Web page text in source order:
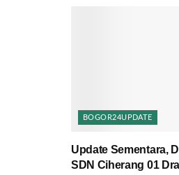
BOGOR24UPDATE
Update Sementara,
SDN Ciherang 01